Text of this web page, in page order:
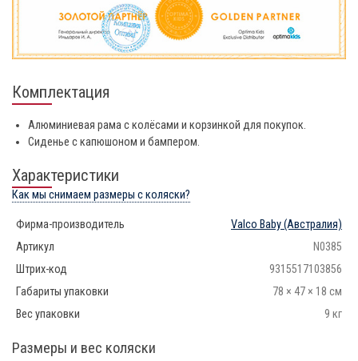
Комплектация
Алюминиевая рама с колёсами и корзинкой для покупок.
Сиденье с капюшоном и бампером.
Характеристики
Как мы снимаем размеры с коляски?
Фирма-производитель Valco Baby(Австралия)
Артикул
N0385
Штрих-код
9315517103856
Габариты упаковки
78 × 47 × 18 см
Вес упаковки
9 кг
Размеры и вес коляски